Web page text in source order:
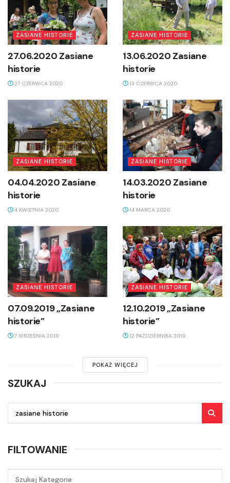
ZASIANE HISTORIE
27.06.2020 Zasiane
historie
27 CZERWCA 2020
ZASIANE HISTORIE
13.06.2020 Zasiane
historie
13 CZERWCA 2020
ZASIANE HISTORIE
04.04.2020 Zasiane
historie
4 KWIETNIA 2020
ZASIANE HISTORIE
14.03.2020 Zasiane
historie
14 MARCA 2020
ZASIANE HISTORIE
07.09.2019 „Zasiane
historie”
7 WRZEŚNIA 2019
ZASIANE HISTORIE
12.10.2019 „Zasiane
historie”
12 PAŹDZIERNIKA 2019
POKAŻ WIĘCEJ
SZUKAJ
FILTOWANIE